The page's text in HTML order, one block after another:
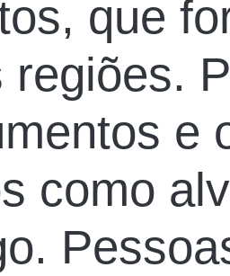
que
regiões.
e
como